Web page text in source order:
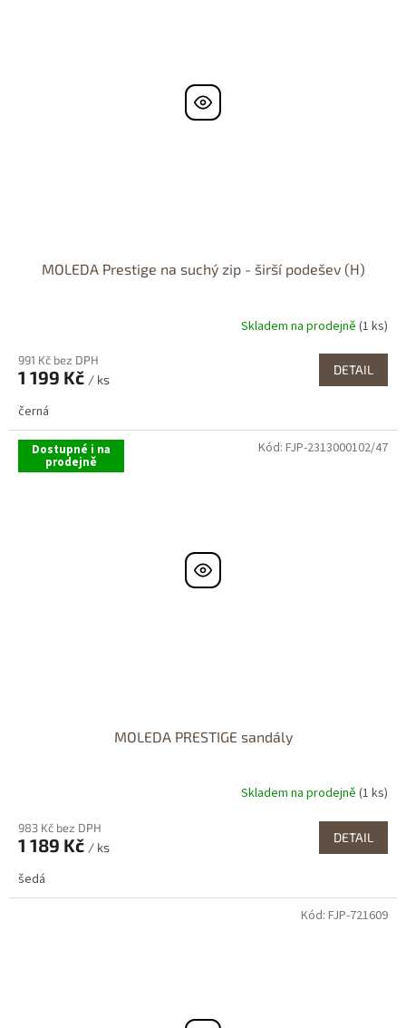
MOLEDA Prestige na suchý zip - širší podešev (H)
Skladem na prodejně (1 ks)
991 Kč bez DPH
1 199 Kč / ks
DETAIL
černá
Dostupné i na
prodejně
MOLEDA PRESTIGE sandály
Skladem na prodejně (1 ks)
983 Kč bez DPH
1 189 Kč / ks
DETAIL
šedá
Kód: FJP-2313000102/47
Kód: FJP-721609